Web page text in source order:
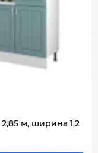
м, ширина 1,2